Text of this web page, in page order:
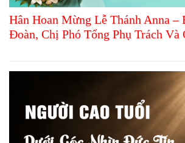
Hân Hoan Mừng Lễ Thánh Anna –
Đoàn, Chị Phó Tổng Phụ Trách Và